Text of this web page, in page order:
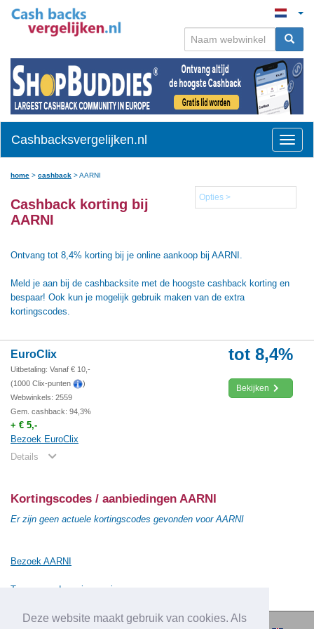
Deze website maakt gebruik van cookies. Als
Toggle
Cashbacksvergelijken.nl
home > cashback >AARNI
Opties >
Cashback korting bij
AARNI
Ontvang tot 8,4% korting bij je online aankoop bij AARNI.
Meld je aan bij de cashbacksite met de hoogste cashback korting en
bespaar! Ook kun je mogelijk gebruik maken van de extra
kortingscodes.
EuroClix
Uitbetaling: Vanaf € 10,-
(1000 Clix-punten
)
Webwinkels: 2559
Gem. cashback: 94,3%
+ € 5,-
Bezoek EuroClix
Details
tot 8,4%
Bekijken
Kortingscodes / aanbiedingen AARNI
Er zijn geen actuele kortingscodes gevonden voor AARNI
Bezoek AARNI
Terug naar de vorige pagina